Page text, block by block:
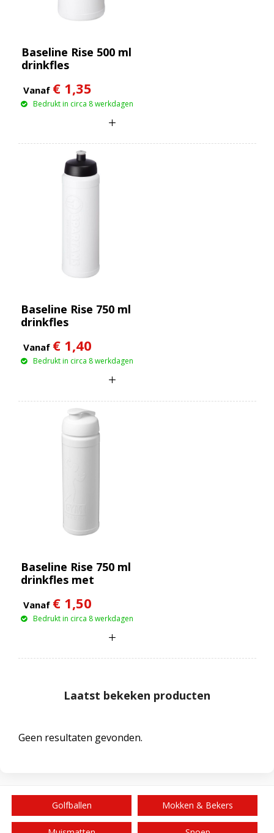
Baseline Rise 500 ml
drinkfles
Vanaf € 1,35
Bedrukt in circa 8 werkdagen
Baseline Rise 750 ml
drinkfles
Vanaf € 1,40
Bedrukt in circa 8 werkdagen
Baseline Rise 750 ml
drinkfles met
Vanaf € 1,50
Bedrukt in circa 8 werkdagen
Laatst bekeken producten
Geen resultaten gevonden.
Golfballen Mokken & Bekers